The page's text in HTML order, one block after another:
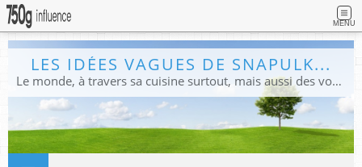
MENU
LES IDÉES VAGUES DE SNAPULK...
Le monde, à travers sa cuisine surtout, mais aussi des voyages, et des idées.